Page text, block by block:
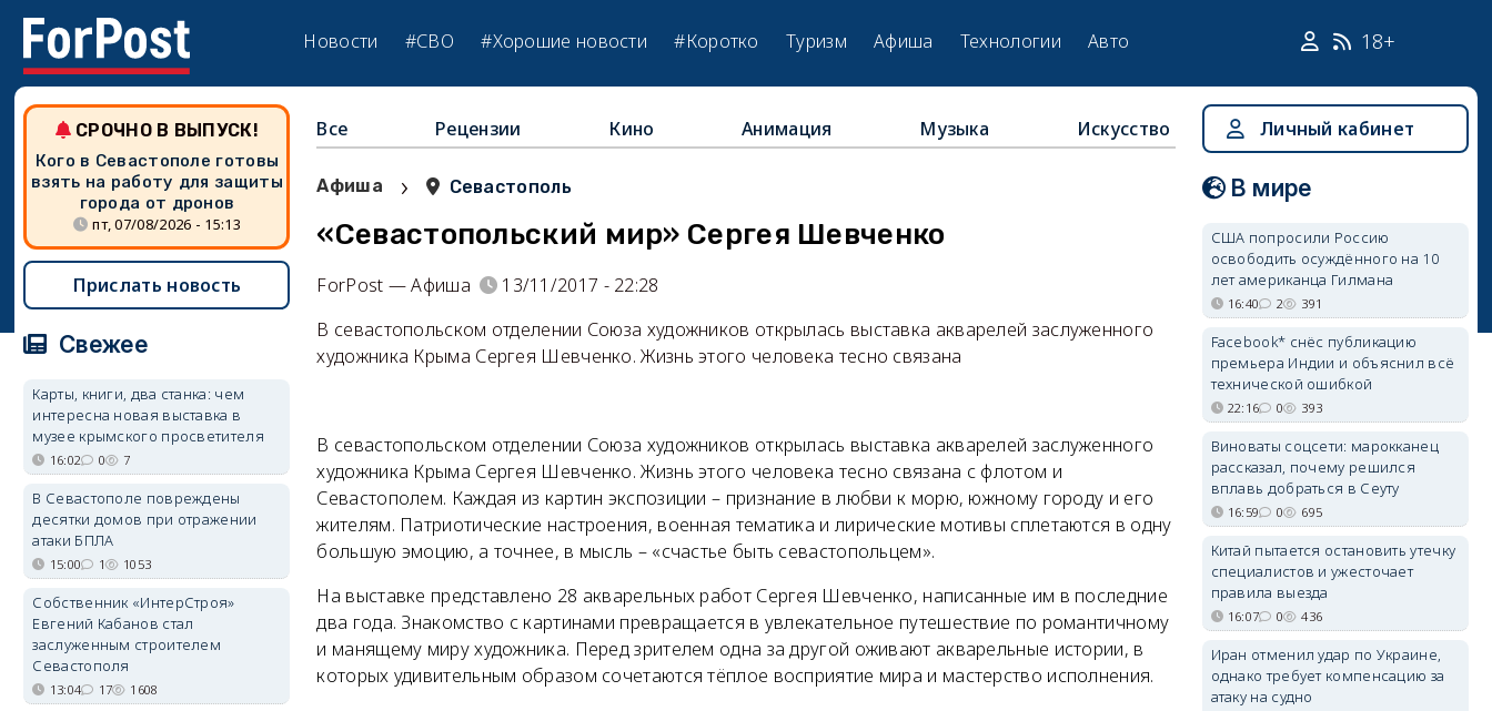
Новости #СВО #Хорошие новости #Коротко Туризм Афиша Технологии Авто 18+
Все Рецензии Кино Анимация Музыка Искусство
Афиша › Севастополь
«Севастопольский мир» Сергея Шевченко
ForPost — Афиша
13/11/2017 - 22:28
В севастопольском отделении Союза художников открылась выставка акварелей заслуженного
художника Крыма Сергея Шевченко. Жизнь этого человека тесно связана
В севастопольском отделении Союза художников открылась выставка акварелей заслуженного
художника Крыма Сергея Шевченко. Жизнь этого человека тесно связана с флотом и
Севастополем. Каждая из картин экспозиции – признание в любви к морю, южному городу и его
жителям. Патриотические настроения, военная тематика и лирические мотивы сплетаются в одну
большую эмоцию, а точнее, в мысль – «счастье быть севастопольцем».
На выставке представлено 28 акварельных работ Сергея Шевченко, написанные им в последние
два года. Знакомство с картинами превращается в увлекательное путешествие по романтичному
и манящему миру художника. Перед зрителем одна за другой оживают акварельные истории, в
которых удивительным образом сочетаются тёплое восприятие мира и мастерство исполнения.
СРОЧНО В ВЫПУСК!
Кого в Севастополе готовы
взять на работу для защиты
города от дронов
пт, 07/08/2026 - 15:13
Прислать новость
Свежее
Карты, книги, два станка: чем
интересна новая выставка в
музее крымского просветителя
16:02 0 7
В Севастополе повреждены
десятки домов при отражении
атаки БПЛА
15:00 1 1053
Собственник «ИнтерСтроя»
Евгений Кабанов стал
заслуженным строителем
Севастополя
13:04 17 1608
Личный кабинет
В мире
США попросили Россию
освободить осуждённого на 10
лет американца Гилмана
16:40 2 391
Facebook* снёс публикацию
премьера Индии и объяснил всё
технической ошибкой
22:16 0 393
Виноваты соцсети: марокканец
рассказал, почему решился
вплавь добраться в Сеуту
16:59 0 695
Китай пытается остановить утечку
специалистов и ужесточает
правила выезда
16:07 0 436
Иран отменил удар по Украине,
однако требует компенсацию за
атаку на судно